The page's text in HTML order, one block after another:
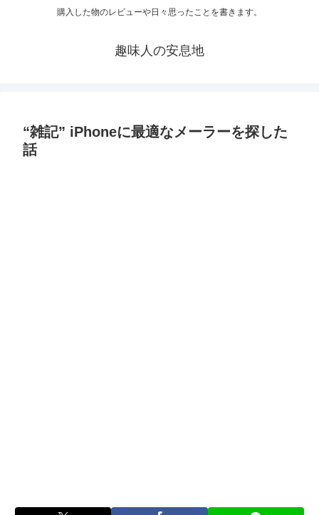
購入した物のレビューや日々思ったことを書きます。
趣味人の安息地
“雑記” iPhoneに最適なメーラーを探した
話